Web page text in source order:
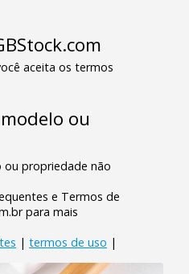
aceita os termos
ou
ou propriedade não
e Termos de
para mais
| termos de uso |